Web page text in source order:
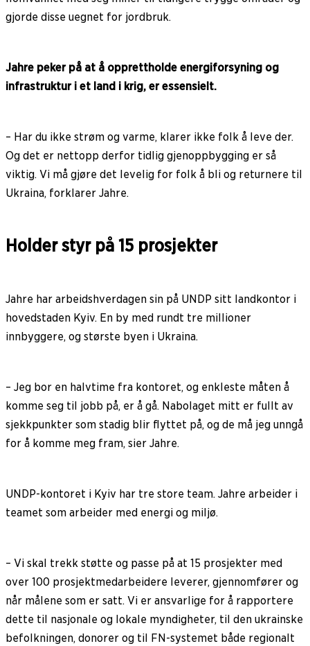
gjorde disse uegnet for jordbruk.
Jahre peker på at å opprettholde energiforsyning og
infrastruktur i et land i krig, er essensielt.
– Har du ikke strøm og varme, klarer ikke folk å leve der.
Og det er nettopp derfor tidlig gjenoppbygging er så
viktig. Vi må gjøre det levelig for folk å bli og returnere til
Ukraina, forklarer Jahre.
Holder styr på 15 prosjekter
Jahre har arbeidshverdagen sin på UNDP sitt landkontor i
hovedstaden Kyiv. En by med rundt tre millioner
innbyggere, og største byen i Ukraina.
– Jeg bor en halvtime fra kontoret, og enkleste måten å
komme seg til jobb på, er å gå. Nabolaget mitt er fullt av
sjekkpunkter som stadig blir flyttet på, og de må jeg unngå
for å komme meg fram, sier Jahre.
UNDP-kontoret i Kyiv har tre store team. Jahre arbeider i
teamet som arbeider med energi og miljø.
– Vi skal trekk støtte og passe på at 15 prosjekter med
over 100 prosjektmedarbeidere leverer, gjennomfører og
når målene som er satt. Vi er ansvarlige for å rapportere
dette til nasjonale og lokale myndigheter, til den ukrainske
befolkningen, donorer og til FN-systemet både regionalt